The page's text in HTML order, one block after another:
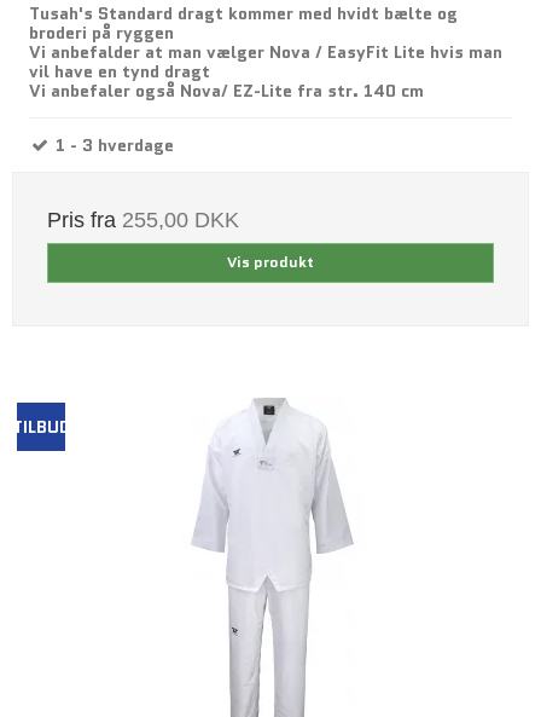
Tusah's Standard dragt kommer med hvidt bælte og
broderi på ryggen
Vi anbefalder at man vælger Nova / EasyFit Lite hvis man
vil have en tynd dragt
Vi anbefaler også Nova/ EZ-Lite fra str. 140 cm
1 - 3 hverdage
Pris fra 255,00 DKK
Vis produkt
TILBUD